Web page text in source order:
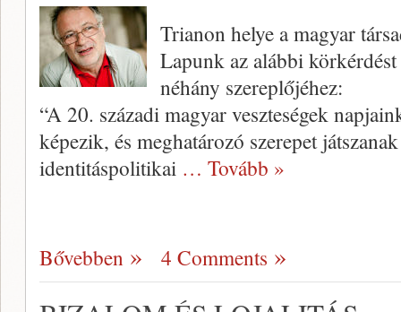
Trianon helye a magyar
Lapunk az alábbi
néhány szereplőjéhez:
“A 20. századi magyar veszteségek
képezik, és meghatározó szerepet
identitáspolitikai … Tovább »
Bővebben 4 Comments